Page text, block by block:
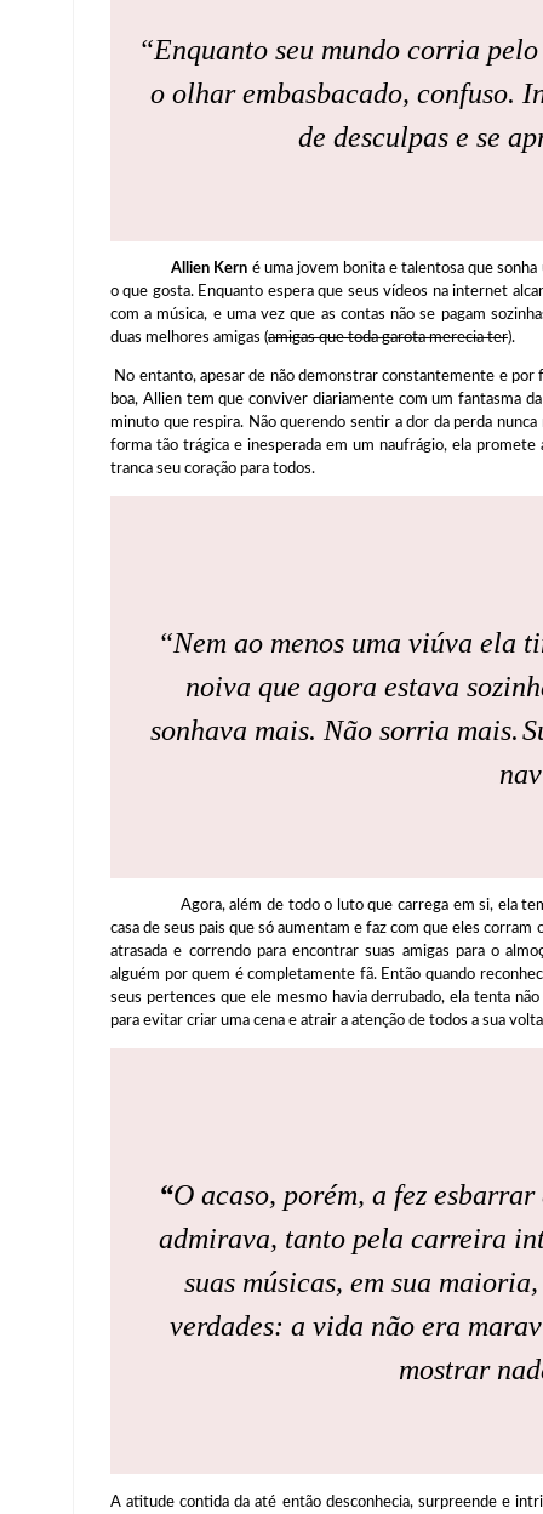
“Enquanto seu mundo corria
o olhar embasbacado, confuso.
de desculpas e se
Allien Kern é uma jovem bonita e talentosa que
o que gosta. Enquanto espera que seus vídeos na internet
com a música, e uma vez que as contas não se pagam
duas melhores amigas (amigas que toda garota merecia ter).
No entanto, apesar de não demonstrar constantemente e
boa, Allien tem que conviver diariamente com um fantasma
minuto que respira. Não querendo sentir a dor da perda
forma tão trágica e inesperada em um naufrágio, ela
tranca seu coração para todos.
“Nem ao menos uma viúva ela
noiva que agora estava
sonhava mais. Não sorria mais.
Agora, além de todo o luto que carrega em si, ela tem
casa de seus pais que só aumentam e faz com que eles
atrasada e correndo para encontrar suas amigas para o
alguém por quem é completamente fã. Então quando
seus pertences que ele mesmo havia derrubado, ela tenta
para evitar criar uma cena e atrair a atenção de todos a sua
“O acaso, porém, a fez
admirava, tanto pela carreira
suas músicas, em sua
verdades: a vida não era
mostrar
A atitude contida da até então desconhecia, surpreende e